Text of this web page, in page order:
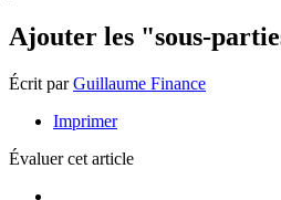
Ajouter les "sous-
Écrit parGuillaume Finance
Imprimer
Évaluer cet article